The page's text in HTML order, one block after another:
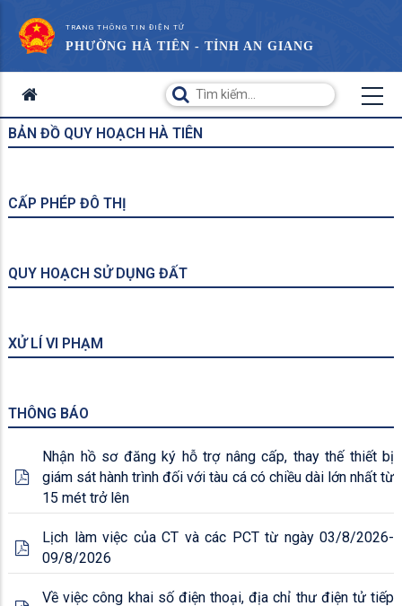
TRANG THÔNG TIN ĐIỆN TỬ
PHƯỜNG HÀ TIÊN - TỈNH AN GIANG
BẢN ĐỒ QUY HOẠCH HÀ TIÊN
CẤP PHÉP ĐÔ THỊ
QUY HOẠCH SỬ DỤNG ĐẤT
XỬ LÍ VI PHẠM
THÔNG BÁO
Nhận hồ sơ đăng ký hỗ trợ nâng cấp, thay thế thiết bị
giám sát hành trình đối với tàu cá có chiều dài lớn nhất từ
15 mét trở lên
Lịch làm việc của CT và các PCT từ ngày 03/8/2026-
09/8/2026
Về việc công khai số điện thoại, địa chỉ thư điện tử tiếp